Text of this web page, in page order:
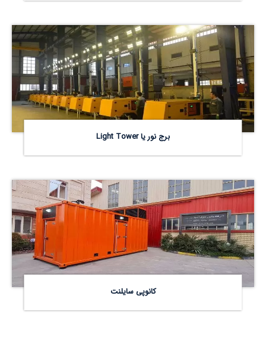
برج نور یا Light Tower
کانوپی سایلنت